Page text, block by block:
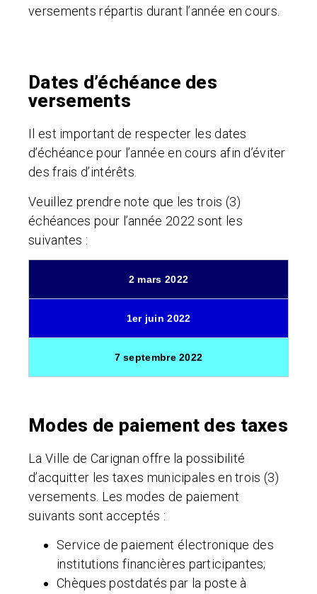
versements répartis durant l’année en cours.
Dates d’échéance des
versements
Il est important de respecter les dates
d’échéance pour l’année en cours afin d’éviter
des frais d’intérêts.
Veuillez prendre note que les trois (3)
échéances pour l’année 2022 sont les
suivantes :
2 mars 2022
1er juin 2022
7 septembre 2022
Modes de paiement des taxes
La Ville de Carignan offre la possibilité
d’acquitter les taxes municipales en trois (3)
versements. Les modes de paiement
suivants sont acceptés :
Service de paiement électronique des
institutions financières participantes;
Chèques postdatés par la poste à